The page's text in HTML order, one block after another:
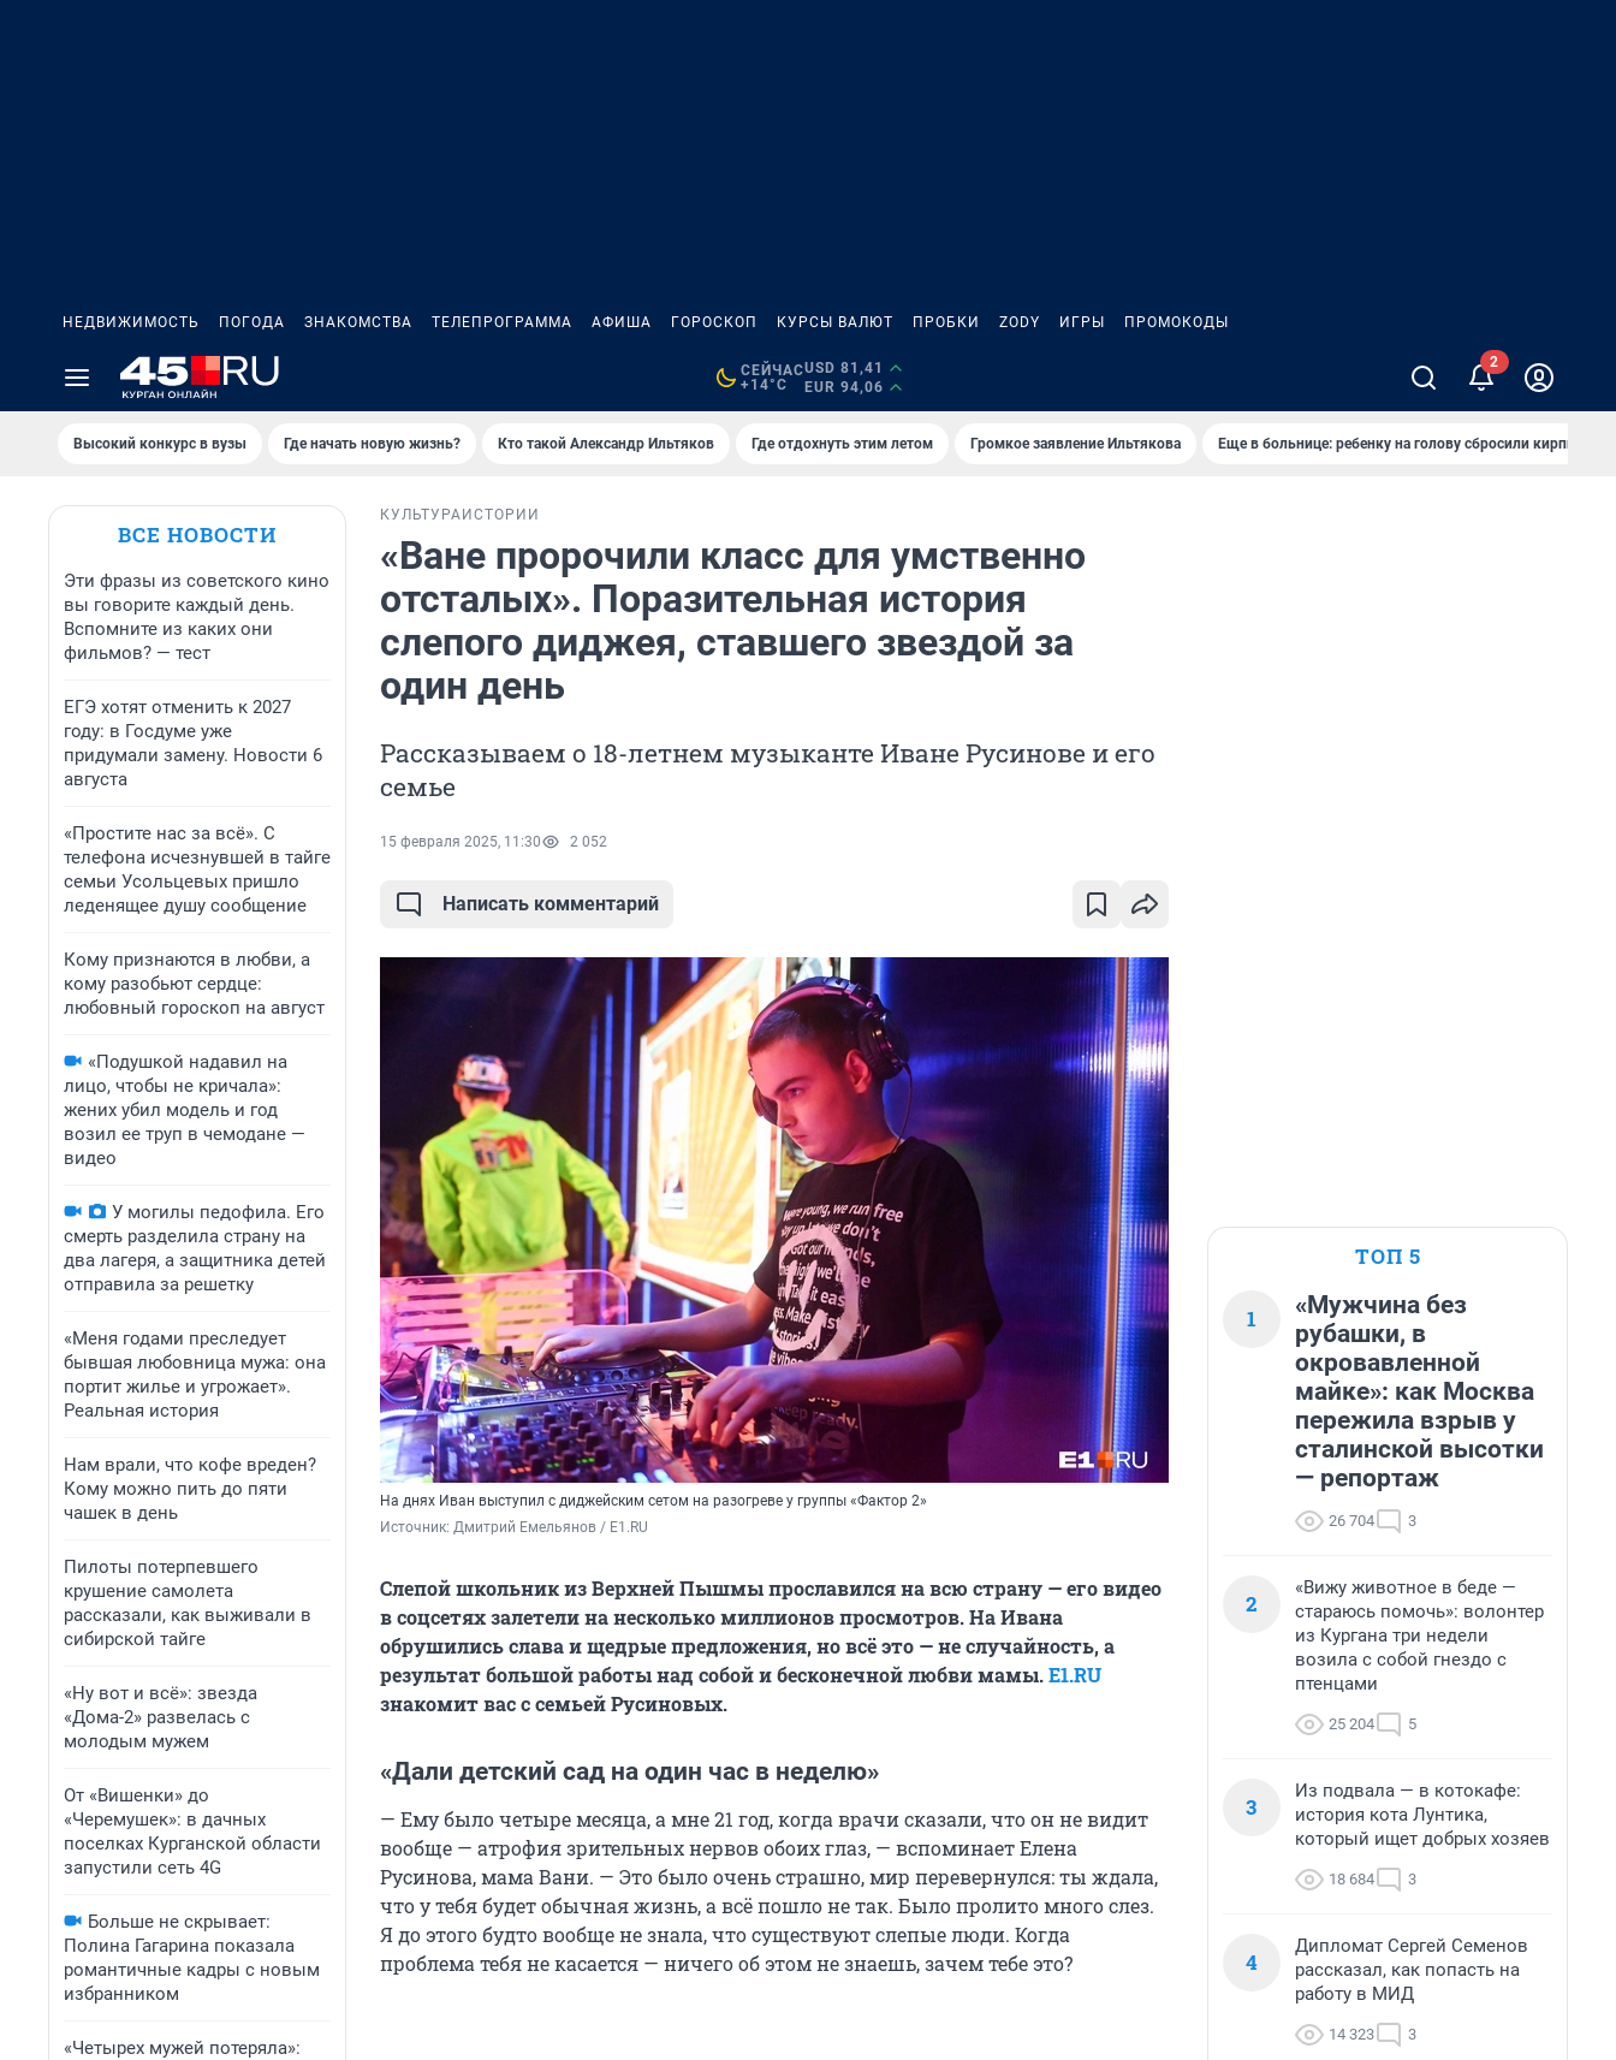
НЕДВИЖИМОСТЬ ПОГОДА ЗНАКОМСТВА ТЕЛЕПРОГРАММА АФИША ГОРОСКОП КУРСЫ ВАЛЮТ ПРОБКИ ZODY ИГРЫ ПРОМОКОДЫ
СЕЙЧАС
+14°C
USD 81,41
EUR 94,06
Высокий конкурс в вузы Где начать новую жизнь? Кто такой Александр Ильтяков Где отдохнуть этим летом Громкое заявление Ильтякова Еще в больнице: ребенку на голову сбросили кирпич
ВСЕ НОВОСТИ
Эти фразы из советского кино
вы говорите каждый день.
Вспомните из каких они
фильмов? — тест
ЕГЭ хотят отменить к 2027
году: в Госдуме уже
придумали замену. Новости 6
августа
«Простите нас за всё». С
телефона исчезнувшей в тайге
семьи Усольцевых пришло
леденящее душу сообщение
Кому признаются в любви, а
кому разобьют сердце:
любовный гороскоп на август
«Подушкой надавил на
лицо, чтобы не кричала»:
жених убил модель и год
возил ее труп в чемодане —
видео
У могилы педофила. Его
смерть разделила страну на
два лагеря, а защитника детей
отправила за решетку
«Меня годами преследует
бывшая любовница мужа: она
портит жилье и угрожает».
Реальная история
Нам врали, что кофе вреден?
Кому можно пить до пяти
чашек в день
Пилоты потерпевшего
крушение самолета
рассказали, как выживали в
сибирской тайге
«Ну вот и всё»: звезда
«Дома-2» развелась с
молодым мужем
От «Вишенки» до
«Черемушек»: в дачных
поселках Курганской области
запустили сеть 4G
Больше не скрывает:
Полина Гагарина показала
романтичные кадры с новым
избранником
«Четырех мужей потеряла»:
КУЛЬТУРА ИСТОРИИ
«Ване пророчили класс для умственно
отсталых». Поразительная история
слепого диджея, ставшего звездой за
один день
Рассказываем о 18-летнем музыканте Иване Русинове и его
семье
15 февраля 2025, 11:30 2 052
Написать комментарий
На днях Иван выступил с диджейским сетом на разогреве у группы «Фактор 2»
Источник: Дмитрий Емельянов / E1.RU
Слепой школьник из Верхней Пышмы прославился на всю страну — его видео
в соцсетях залетели на несколько миллионов просмотров. На Ивана
обрушились слава и щедрые предложения, но всё это — не случайность, а
результат большой работы над собой и бесконечной любви мамы.E1.RU
знакомит вас с семьей Русиновых.
«Дали детский сад на один час в неделю»
— Ему было четыре месяца, а мне 21 год, когда врачи сказали, что он не видит
вообще — атрофия зрительных нервов обоих глаз, — вспоминает Елена
Русинова, мама Вани. — Это было очень страшно, мир перевернулся: ты ждала,
что у тебя будет обычная жизнь, а всё пошло не так. Было пролито много слез.
Я до этого будто вообще не знала, что существуют слепые люди. Когда
проблема тебя не касается — ничего об этом не знаешь, зачем тебе это?
ТОП 5
1
«Мужчина без
рубашки, в
окровавленной
майке»: как Москва
пережила взрыв у
сталинской высотки
— репортаж
26 704 3
2
«Вижу животное в беде —
стараюсь помочь»: волонтер
из Кургана три недели
возила с собой гнездо с
птенцами
25 204 5
3
Из подвала — в котокафе:
история кота Лунтика,
который ищет добрых хозяев
18 684 3
4
Дипломат Сергей Семенов
рассказал, как попасть на
работу в МИД
14 323 3